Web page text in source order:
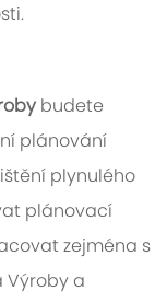
budete
plánování
plynulého
plánovací
zejména s
Výroby a